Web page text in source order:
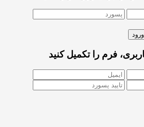
فرم را تکمیل کنید